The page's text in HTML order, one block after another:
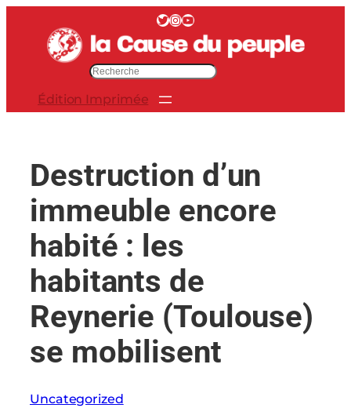
contenu
Twitter InstagramYouTube
e
r
Édition Imprimée
Destruction d’un
immeuble encore
habité : les
habitants de
Reynerie (Toulouse)
se mobilisent
Uncategorized